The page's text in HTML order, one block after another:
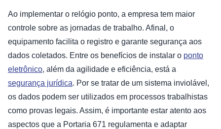
Ao implementar o relógio ponto, a empresa tem maior
controle sobre as jornadas de trabalho. Afinal, o
equipamento facilita o registro e garante segurança aos
dados coletados. Entre os benefícios de instalar o ponto
eletrônico, além da agilidade e eficiência, está a
segurança jurídica. Por se tratar de um sistema inviolável,
os dados podem ser utilizados em processos trabalhistas
como provas legais. Assim, é importante estar atento aos
aspectos que a Portaria 671 regulamenta e adaptar